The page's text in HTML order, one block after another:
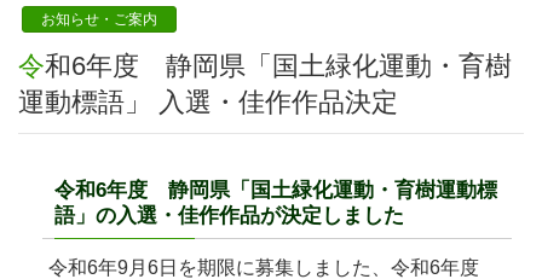
お知らせ・ご案内
令和6年度 静岡県「国土緑化運動・育樹
運動標語」 入選・佳作作品決定
令和6年度 静岡県「国土緑化運動・育樹運動標
語」の入選・佳作作品が決定しました
令和6年9月6日を期限に募集しました、令和6年度